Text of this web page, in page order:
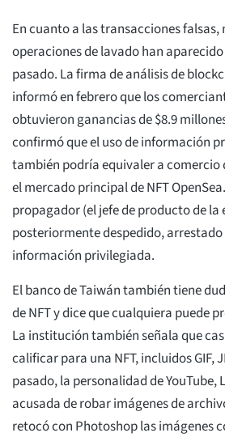
En cuanto a las transacciones falsas,
operaciones de lavado han
pasado. La firma de análisis de
informó en febrero que los
obtuvieron ganancias de $8.9
confirmó que el uso de información
también podría equivaler a comercio
el mercado principal de NFT
propagador (el jefe de producto de la
posteriormente despedido, arrestado
información privilegiada.
El banco de Taiwán también tiene
de NFT y dice que cualquiera puede
La institución también señala que
calificar para una NFT, incluidos GIF,
pasado, la personalidad de YouTube,
acusada de robar imágenes de
retocó con Photoshop las imágenes